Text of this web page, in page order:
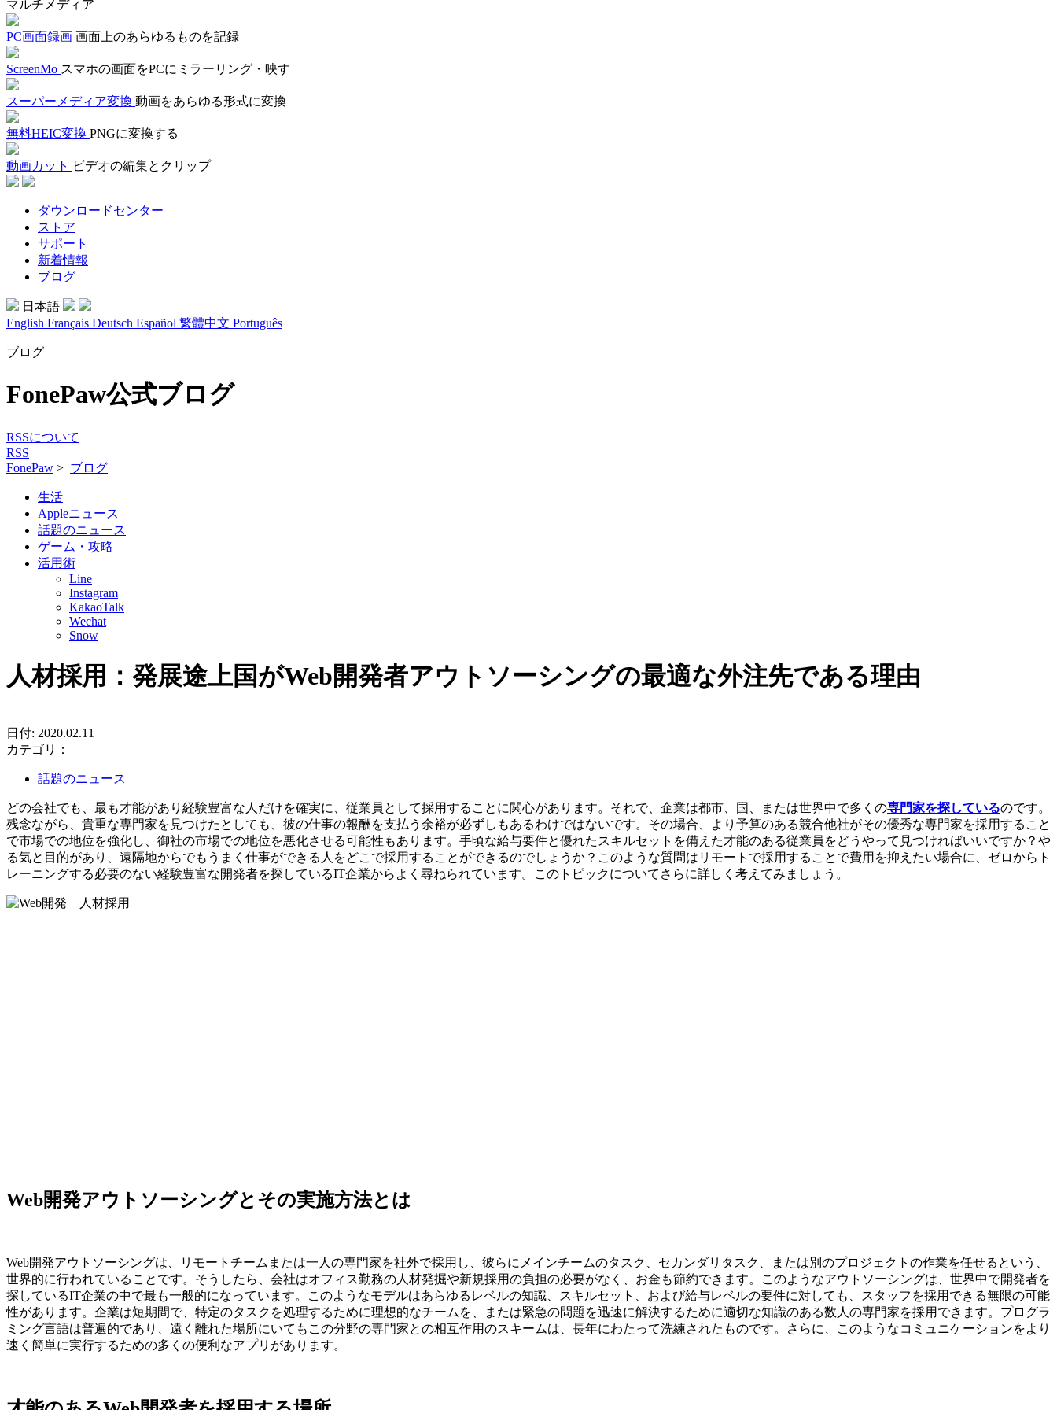
マルチメディア
PC画面録画 画面上のあらゆるものを記録
ScreenMo スマホの画面をPCにミラーリング・映す
スーパーメディア変換 動画をあらゆる形式に変換
無料HEIC変換 PNGに変換する
動画カット ビデオの編集とクリップ
ダウンロードセンター
ストア
サポート
新着情報
ブログ
日本語
English Français Deutsch Español 繁體中文 Português
ブログ
FonePaw公式ブログ
RSSについて
RSS
FonePaw > ブログ
生活
Appleニュース
話題のニュース
ゲーム・攻略
活用術
Line
Instagram
KakaoTalk
Wechat
Snow
人材採用：発展途上国がWeb開発者アウトソーシングの最適な外注先である理由
日付: 2020.02.11
カテゴリ：
話題のニュース
どの会社でも、最も才能があり経験豊富な人だけを確実に、従業員として採用することに関心があります。それで、企業は都市、国、または世界中で多くの専門家を探しているのです。
残念ながら、貴重な専門家を見つけたとしても、彼の仕事の報酬を支払う余裕が必ずしもあるわけではないです。その場合、より予算のある競合他社がその優秀な専門家を採用すること
で市場での地位を強化し、御社の市場での地位を悪化させる可能性もあります。手頃な給与要件と優れたスキルセットを備えた才能のある従業員をどうやって見つければいいですか？や
る気と目的があり、遠隔地からでもうまく仕事ができる人をどこで採用することができるのでしょうか？このような質問はリモートで採用することで費用を抑えたい場合に、ゼロからト
レーニングする必要のない経験豊富な開発者を探しているIT企業からよく尋ねられています。このトピックについてさらに詳しく考えてみましょう。
Web開発アウトソーシングとその実施方法とは
Web開発アウトソーシングは、リモートチームまたは一人の専門家を社外で採用し、彼らにメインチームのタスク、セカンダリタスク、または別のプロジェクトの作業を任せるという、
世界的に行われていることです。そうしたら、会社はオフィス勤務の人材発掘や新規採用の負担の必要がなく、お金も節約できます。このようなアウトソーシングは、世界中で開発者を
探しているIT企業の中で最も一般的になっています。このようなモデルはあらゆるレベルの知識、スキルセット、および給与レベルの要件に対しても、スタッフを採用できる無限の可能
性があります。企業は短期間で、特定のタスクを処理するために理想的なチームを、または緊急の問題を迅速に解決するために適切な知識のある数人の専門家を採用できます。プログラ
ミング言語は普遍的であり、遠く離れた場所にいてもこの分野の専門家との相互作用のスキームは、長年にわたって洗練されたものです。さらに、このようなコミュニケーションをより
速く簡単に実行するための多くの便利なアプリがあります。